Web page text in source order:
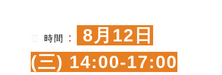
時間 ：
8月12日
(三) 14:00-17:00